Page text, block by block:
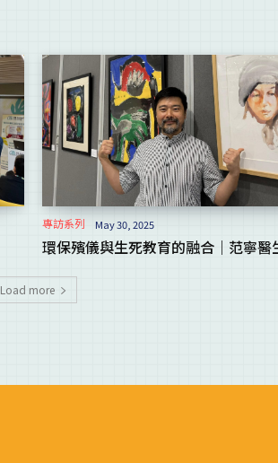
專訪系列 May 30, 2025
環保殯儀與生死教育的融合｜范寧醫
Load more